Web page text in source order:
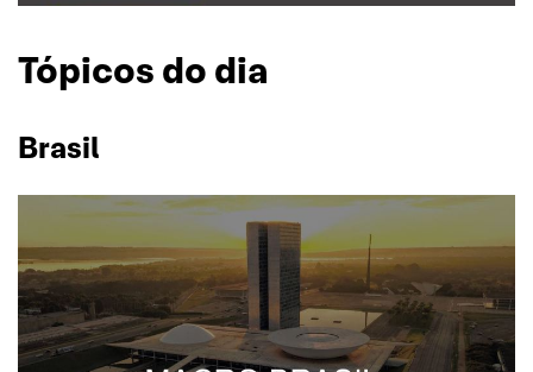
Tópicos do dia
Brasil